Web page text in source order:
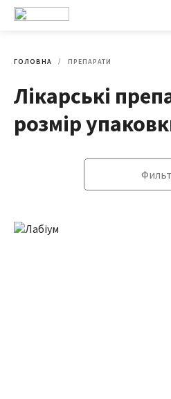
ГОЛОВНА ПРЕПАРАТИ
Лікарські
розмір